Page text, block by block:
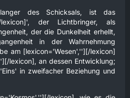
des Schicksals, ist das
lexicon]', der Lichtbringer, als
der die Dunkelheit erhellt,
in der Wahrnehmung
am [lexicon='Wesen',''][/lexicon]
lexicon], an dessen Entwicklung;
in zweifacher Beziehung und